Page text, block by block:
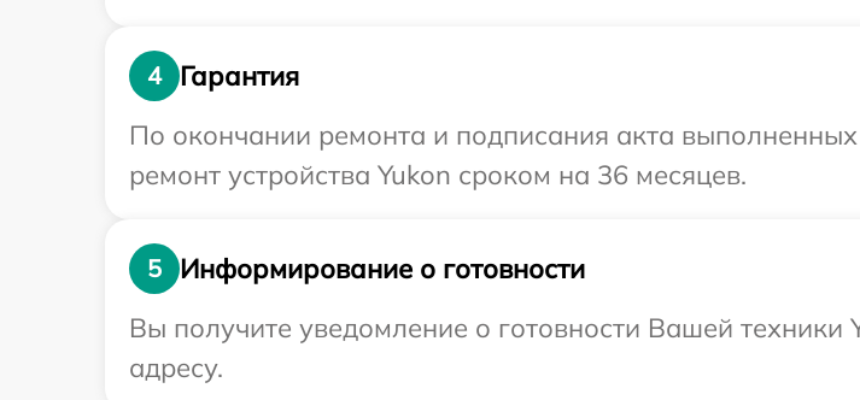
4
Гарантия
По окончании ремонта и подписания акта
ремонт устройства Yukon сроком на 36 месяцев.
5
Информирование о готовности
Вы получите уведомление о готовности Вашей
адресу.